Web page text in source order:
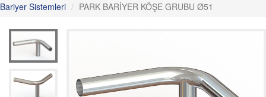
Bariyer Sistemleri PARK BARİYER KÖŞE GRUBU Ø51